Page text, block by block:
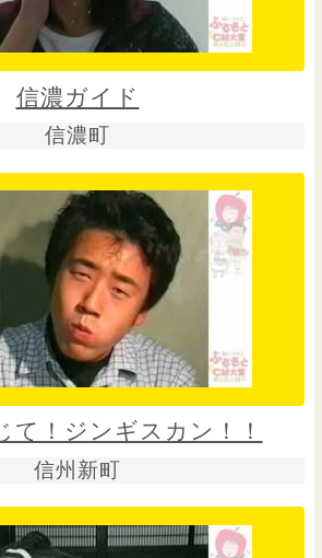
信濃ガイド
信濃町
て！ジンギスカン！！
信州新町